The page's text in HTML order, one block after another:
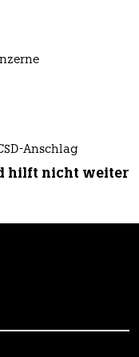
Anschlag
hilft nicht weiter